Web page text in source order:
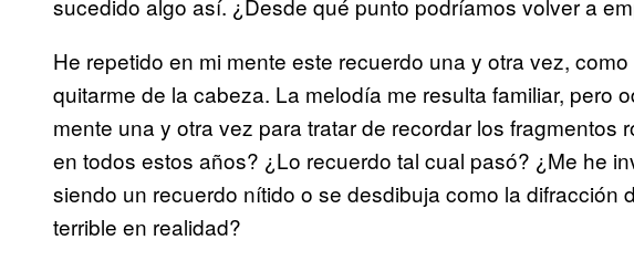
sucedido algo así. ¿Desde qué punto podríamos volver a
He repetido en mi mente este recuerdo una y otra vez,
quitarme de la cabeza. La melodía me resulta familiar, pero
mente una y otra vez para tratar de recordar los fragmentos
en todos estos años? ¿Lo recuerdo tal cual pasó? ¿Me he
siendo un recuerdo nítido o se desdibuja como la difracción
terrible en realidad?